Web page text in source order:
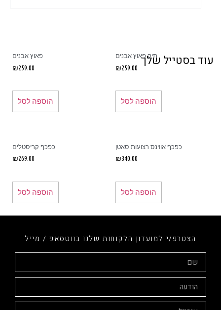
בסטייל שלךתיק פאוץ אבנים
₪259.00
הוספה לסל
פאוץ אבנים
₪259.00
הוספה לסל
כפכף אווינס רצועות סאטן
₪340.00
הוספה לסל
כפכף קריסטלים
₪269.00
הוספה לסל
הצטרפ/י למועדון הלקוחות שלנו בווטסאפ / מייל